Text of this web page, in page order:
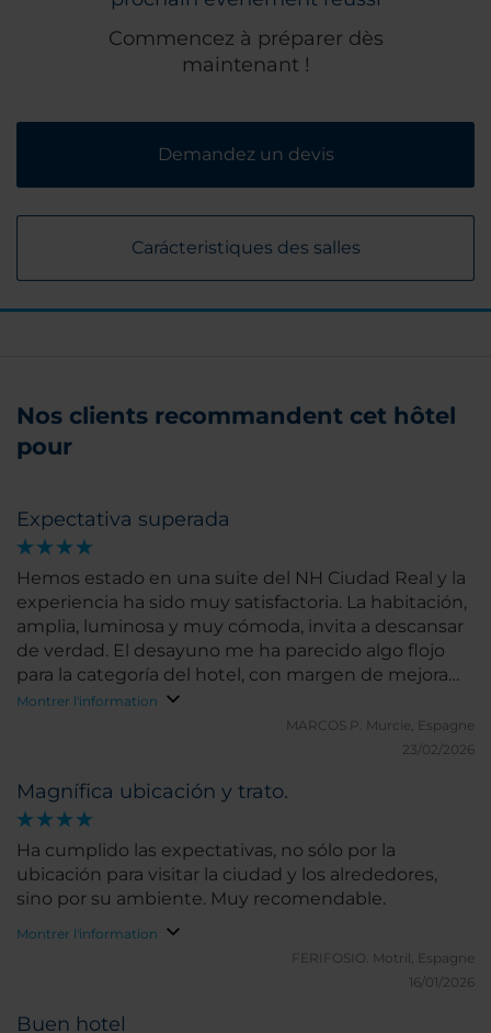
Commencez à préparer dès
maintenant !
Demandez un devis
Carácteristiques des salles
Nos clients recommandent cet hôtel
pour
Expectativa superada
Hemos estado en una suite del NH Ciudad Real y la
experiencia ha sido muy satisfactoria. La habitación,
amplia, luminosa y muy cómoda, invita a descansar
de verdad. El desayuno me ha parecido algo flojo
para la categoría del hotel, con margen de mejora
en variedad. La plaza de garaje es algo justa,
especialmente si viajas con un vehículo grande.
Ahora bien, la ubicación es excepcional: en pleno
olvidarte del coche todo el fin de semana. Y, por
encima de todo, el personal: cercano, atento y
resolutivo. Esa diferencia se nota.
Montrer l'information
MARCOS P. Murcie, Espagne
23/02/2026
Magnífica ubicación y trato.
Ha cumplido las expectativas, no sólo por la
ubicación para visitar la ciudad y los alrededores,
sino por su ambiente. Muy recomendable.
Montrer l'information
FERIFOSIO. Motril, Espagne
16/01/2026
Buen hotel